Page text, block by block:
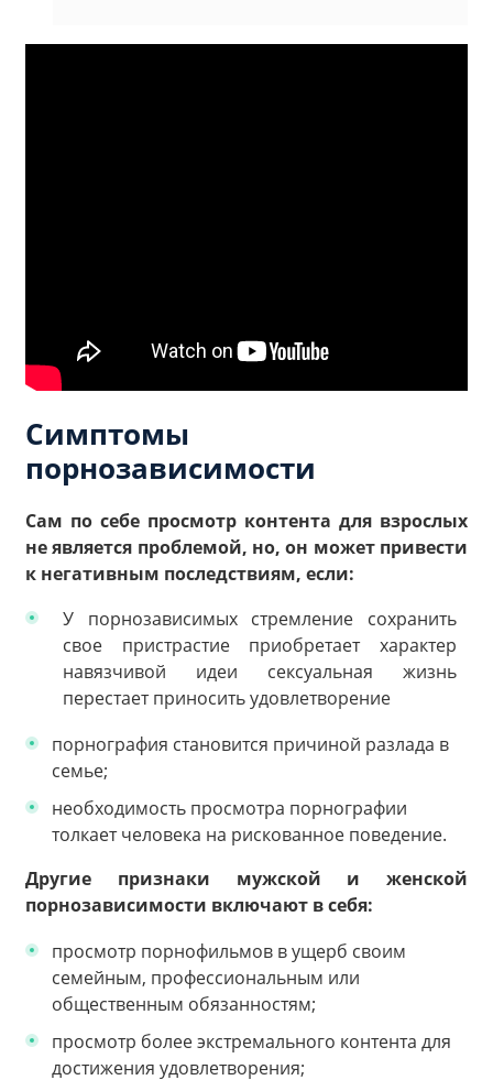
Симптомы
порнозависимости
Сам по себе просмотр контента для взрослых
не является проблемой, но, он может привести
к негативным последствиям, если:
У порнозависимых стремление сохранить
свое пристрастие приобретает характер
навязчивой идеи сексуальная жизнь
перестает приносить удовлетворение
порнография становится причиной разлада в
семье;
необходимость просмотра порнографии
толкает человека на рискованное поведение.
Другие признаки мужской и женской
порнозависимости включают в себя:
просмотр порнофильмов в ущерб своим
семейным, профессиональным или
общественным обязанностям;
просмотр более экстремального контента для
достижения удовлетворения;